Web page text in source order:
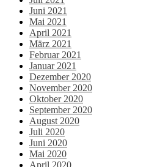
Juni 2021
Mai 2021
April 2021
März 2021
Februar 2021
Januar 2021
Dezember 2020
November 2020
Oktober 2020
September 2020
August 2020
Juli 2020
Juni 2020
Mai 2020
April 2020